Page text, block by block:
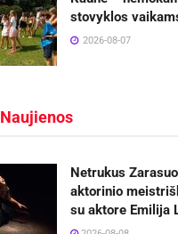
stovyklos
2026-08-07
Naujienos
Netrukus
aktorinio
su aktore Emilija